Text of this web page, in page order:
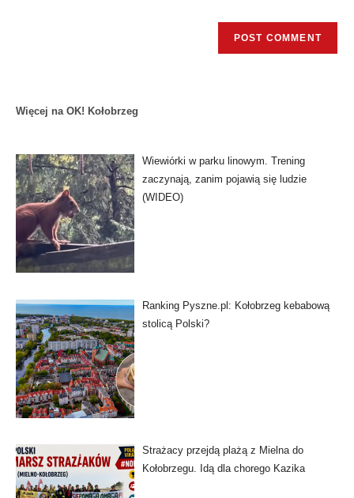
Więcej na OK! Kołobrzeg
Wiewiórki w parku linowym. Trening
zaczynają, zanim pojawią się ludzie
(WIDEO)
Ranking Pyszne.pl: Kołobrzeg kebabową
stolicą Polski?
Strażacy przejdą plażą z Mielna do
Kołobrzegu. Idą dla chorego Kazika